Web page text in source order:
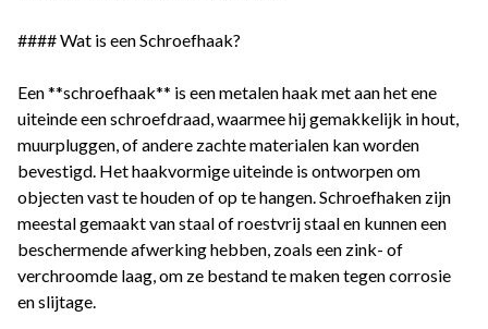
#### Wat is een Schroefhaak?
Een **schroefhaak** is een metalen haak met aan het ene
uiteinde een schroefdraad, waarmee hij gemakkelijk in hout,
muurpluggen, of andere zachte materialen kan worden
bevestigd. Het haakvormige uiteinde is ontworpen om
objecten vast te houden of op te hangen. Schroefhaken zijn
meestal gemaakt van staal of roestvrij staal en kunnen een
beschermende afwerking hebben, zoals een zink- of
verchroomde laag, om ze bestand te maken tegen corrosie
en slijtage.